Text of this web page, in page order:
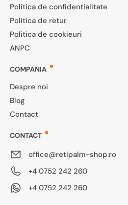
Politica de confidentialitate
Politica de retur
Politica de cookieuri
ANPC
COMPANIA
Despre noi
Blog
Contact
CONTACT
office@retipalm-shop.ro
+4 0752 242 260
+4 0752 242 260